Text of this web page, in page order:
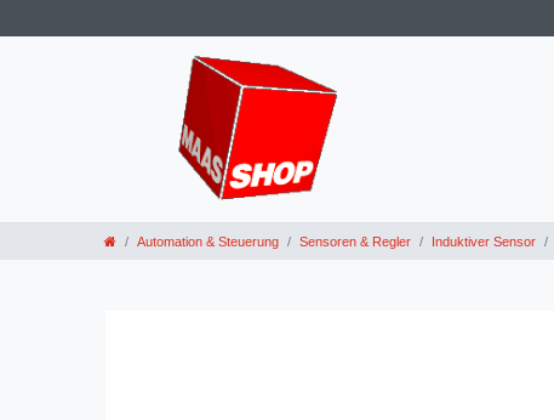
Automation & Steuerung Sensoren & Regler Induktiver Sensor